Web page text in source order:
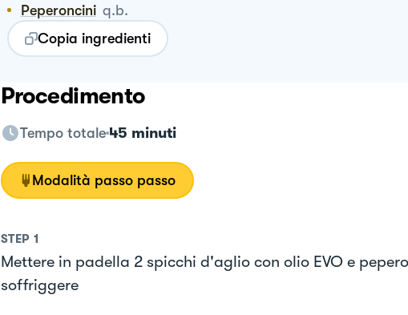
Peperoncini q.b.
Copia ingredienti
Procedimento
Tempo totale 45 minuti
Modalità passo passo
STEP 1
Mettere in padella 2 spicchi d'aglio con olio EVO e
soffriggere